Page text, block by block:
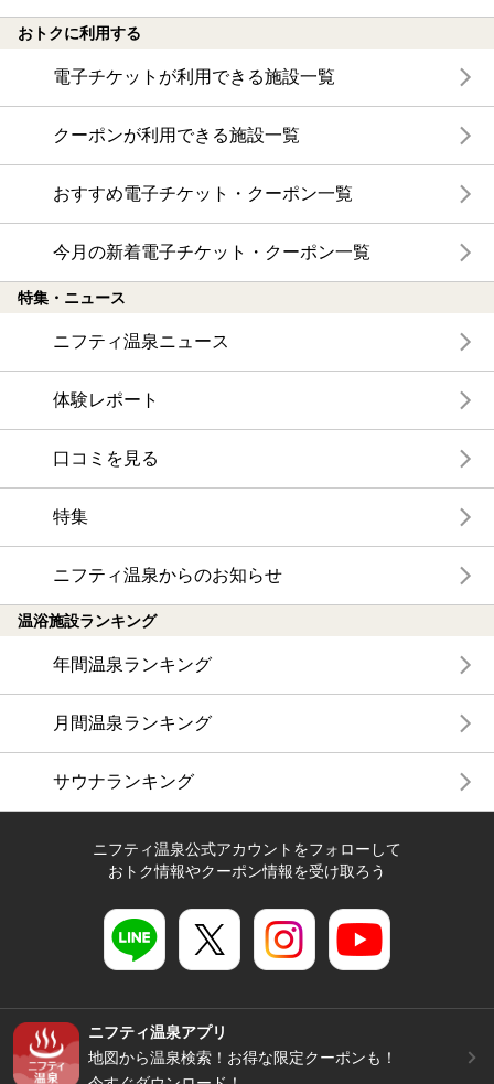
おトクに利用する
電子チケットが利用できる施設一覧
クーポンが利用できる施設一覧
おすすめ電子チケット・クーポン一覧
今月の新着電子チケット・クーポン一覧
特集・ニュース
ニフティ温泉ニュース
体験レポート
口コミを見る
特集
ニフティ温泉からのお知らせ
温浴施設ランキング
年間温泉ランキング
月間温泉ランキング
サウナランキング
ニフティ温泉公式アカウントをフォローして
おトク情報やクーポン情報を受け取ろう
ニフティ温泉アプリ
地図から温泉検索！お得な限定クーポンも！